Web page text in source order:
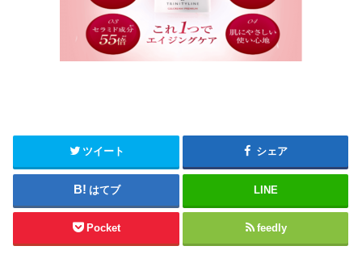
ツイート シェア
はてブ LINE
Pocket feedly